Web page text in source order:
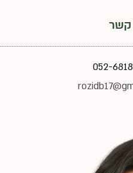
קשר
052-